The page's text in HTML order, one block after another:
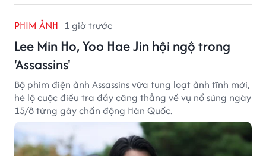
PHIM ẢNH 1 giờ trước
Lee Min Ho, Yoo Hae Jin hội ngộ trong
'Assassins'
Bộ phim điện ảnh Assassins vừa tung loạt ảnh tĩnh mới,
hé lộ cuộc điều tra đầy căng thẳng về vụ nổ súng ngày
15/8 từng gây chấn động Hàn Quốc.